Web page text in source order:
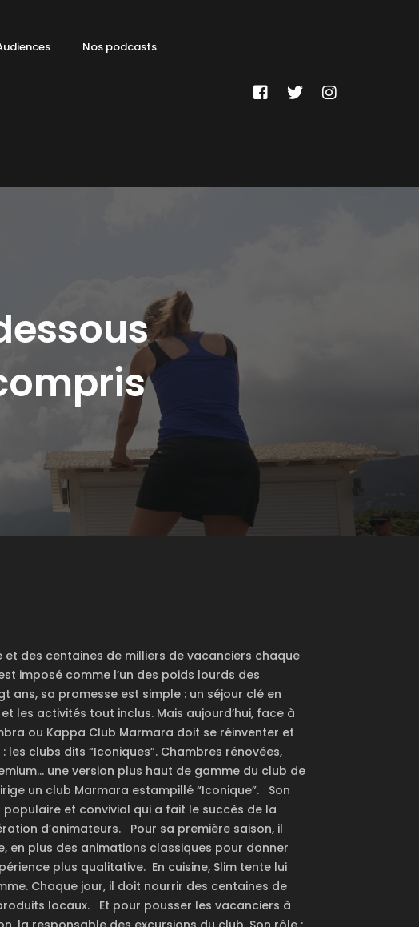
Nos podcasts
des centaines de milliers de vacanciers chaque
imposé comme l’un des poids lourds des
ans, sa promesse est simple : un séjour clé en
et les activités tout inclus. Mais aujourd’hui, face à
ou Kappa Club Marmara doit se réinventer et
les clubs dits “Iconiques”. Chambres rénovées,
… une version plus haut de gamme du club de
un club Marmara estampillé “Iconique”.
Son
populaire et convivial qui a fait le succès de la
d’animateurs.
Pour sa première saison, il
plus des animations classiques pour donner
plus qualitative. En cuisine, Slim tente lui
Chaque jour, il doit nourrir des centaines de
locaux.
Et pour pousser les vacanciers à